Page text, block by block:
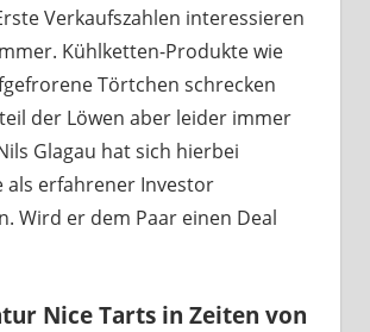
Verkaufszahlen interessieren
Kühlketten-Produkte wie
Törtchen schrecken
der Löwen aber leider immer
Glagau hat sich hierbei
als erfahrener Investor
Wird er dem Paar einen Deal
Nice Tarts in Zeiten von